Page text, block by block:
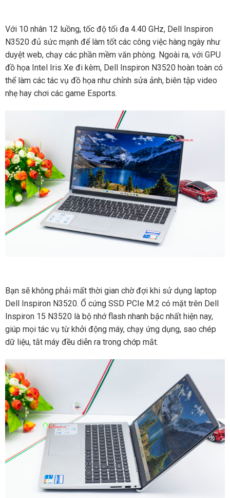
Với 10 nhân 12 luồng, tốc độ tối đa 4.40 GHz, Dell Inspiron
N3520 đủ sức mạnh để làm tốt các công việc hàng ngày như
duyệt web, chạy các phần mềm văn phòng. Ngoài ra, với GPU
đồ họa Intel Iris Xe đi kèm, Dell Inspiron N3520 hoàn toàn có
thể làm các tác vụ đồ họa như chỉnh sửa ảnh, biên tập video
nhẹ hay chơi các game Esports.
Bạn sẽ không phải mất thời gian chờ đợi khi sử dụng laptop
Dell Inspiron N3520. Ổ cứng SSD PCIe M.2 có mặt trên Dell
Inspiron 15 N3520 là bộ nhớ flash nhanh bậc nhất hiện nay,
giúp mọi tác vụ từ khởi động máy, chạy ứng dụng, sao chép
dữ liệu, tắt máy đều diễn ra trong chớp mắt.